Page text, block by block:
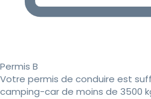
Permis B
Votre permis de conduire est
camping-car de moins de 3500